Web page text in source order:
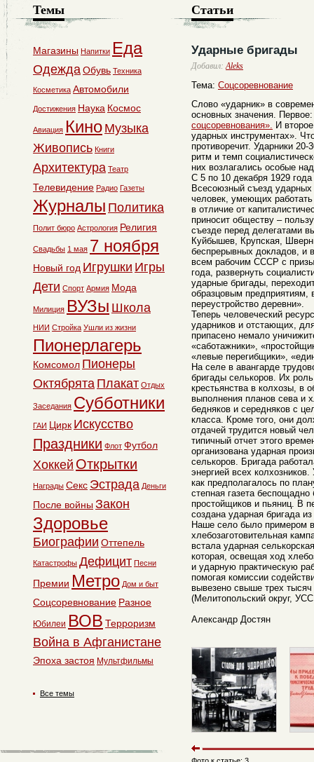
Статьи
Ударные бригады
Добавил:Aleks
Тема: Соцсоревнование
Слово «ударник» в
основных значения.
соцсоревнования». И
ударных инструментах».
противоречит. Ударники
ритм и темп
них возлагались особые
С 5 по 10 декабря 1929
Всесоюзный съезд
человек, умеющих
в отличие от
приносит обществу –
съезде перед делегатами
Куйбышев, Крупская,
беспрерывных докладов, и
всем рабочим СССР с
года, развернуть
ударные бригады,
образцовым предприятиям,
переустройство деревни».
Теперь человеческий
ударников и отстающих,
припасено немало
«саботажники»,
«левые перегибщики»,
На селе в авангарде
бригады селькоров. Их
крестьянства в колхозы, в
выполнения планов сева и
бедняков и середняков с
класса. Кроме того, они
отдачей трудится новый
типичный отчет этого
организована ударная
селькоров. Бригада
энергией всех
как предполагалось по
степная газета
простойщиков и пьяниц. В
создана ударная бригада
Наше село было примером
хлебозаготовительная
встала ударная
которая, освещая ход
и ударную практическую
помогая комиссии
вывезено свыше трех тысяч
(Мелитопольский округ,
Александр Достян
Темы
Магазины Напитки Еда
ОдеждаОбувь Техника
Косметика Автомобили
Достижения Наука Космос
Авиация Кино Музыка
Живопись Книги
Архитектура Театр
Телевидение Радио Газеты
Журналы Политика
Полит бюро Астрология Религия
Свадьбы 1 мая 7 ноября
Новый год Игрушки Игры
Дети Спорт Армия Мода
Милиция ВУЗы Школа
НИИ Стройка Ушли из жизни
Пионерлагерь
Комсомол Пионеры
Октябрята Плакат Отдых
Заседания Субботники
ГАИ Цирк Искусство
Праздники Флот Футбол
Хоккей Открытки
Награды Секс Эстрада Деньги
После войны Закон
Здоровье
Биографии Оттепель
Катастрофы Дефицит Песни
Премии Метро Дом и быт
Соцсоревнование Разное
Юбилеи ВОВ Терроризм
Война в Афганистане
Эпоха застоя Мультфильмы
Все темы